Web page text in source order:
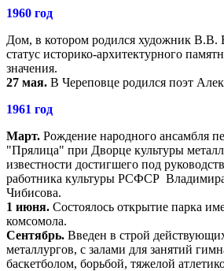
1960 год
Дом, в котором родился художник В.В.
статус историко-архитектурного
значения.
27 мая. В Череповце родился поэт
1961 год
Март. Рождение народного ансамбля
"Прялица" при Дворце культуры
известности достигшего под
работника культуры РСФСР
Чибисова.
1 июня. Состоялось открытие парка
комсомола.
Сентябрь. Введен в строй
металлургов, с залами для занятий
баскетболом, борьбой, тяжелой